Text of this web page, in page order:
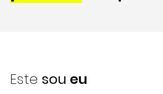
Este sou eu